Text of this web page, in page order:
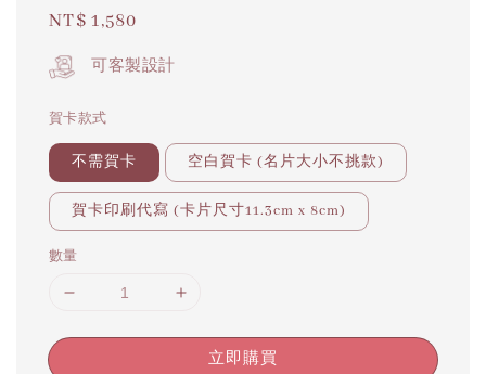
Regular
price
NT$ 1,580
可客製設計
賀卡款式
不需賀卡 空白賀卡 (名片大小不挑款)
賀卡印刷代寫 (卡片尺寸11.3cm x 8cm)
數量
立即購買